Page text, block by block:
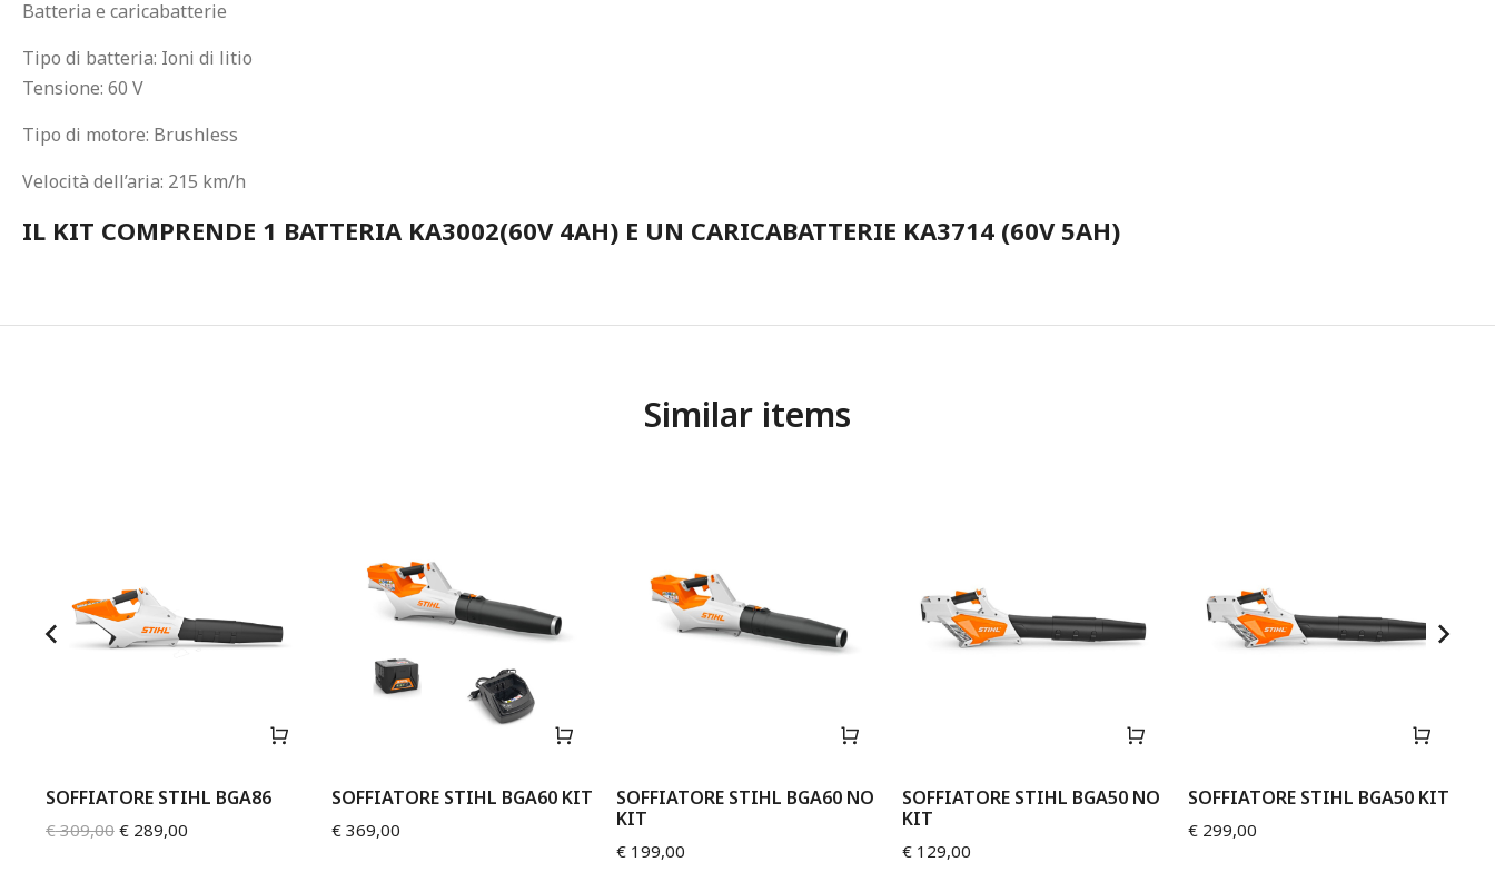
Batteria e caricabatterie
Tipo di batteria: Ioni di litio
Tensione: 60 V
Tipo di motore: Brushless
Velocità dell’aria: 215 km/h
IL KIT COMPRENDE 1 BATTERIA KA3002(60V 4AH) E UN CARICABATTERIE KA3714 (60V 5AH)
Similar items
SOFFIATORE STIHL BGA86
€309,00 €289,00
SOFFIATORE STIHL BGA60 KIT
€369,00
SOFFIATORE STIHL BGA60 NO
KIT
€ 199,00
SOFFIATORE STIHL BGA50 NO
KIT
€ 129,00
SOFFIATORE STIHL BGA50 KIT
€299,00